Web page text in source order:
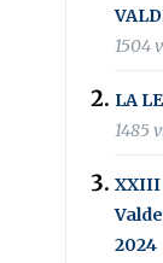
1504
LA
1485
XXIII
2024